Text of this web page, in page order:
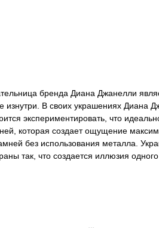
бренда Диана Джанелли
В своих украшениях Диана
экспериментировать, что
которая создает ощущение
без использования металла.
так, что создается иллюзия